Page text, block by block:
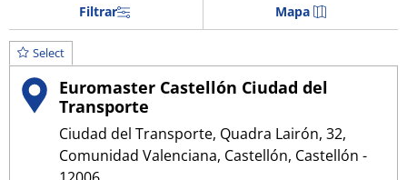
Filtrar Mapa
Select
Euromaster Castellón Ciudad del
Transporte
Ciudad del Transporte, Quadra Lairón, 32,
Comunidad Valenciana, Castellón, Castellón -